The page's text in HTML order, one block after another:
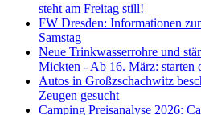
steht am Freitag still!
FW Dresden: Informationen
Samstag
Neue Trinkwasserrohre und
Mickten - Ab 16. März: starten
Autos in Großzschachwitz
Zeugen gesucht
Camping Preisanalyse 2026: